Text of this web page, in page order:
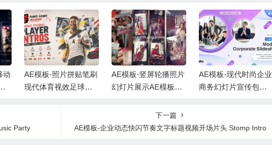
动
AE模板-照片拼贴笔刷
现代体育视效足球运
AE模板-竖屏轮播照片
幻灯片展示AE模板
AE模板-现代时尚企业
商务幻灯片宣传包装
Party
下一篇
AE模板-企业动态快闪节奏文字标题视频开场片头 Stomp Intro